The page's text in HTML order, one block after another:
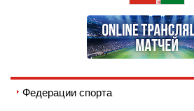
Федерации спорта